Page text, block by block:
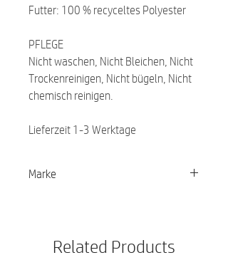
Futter: 100 % recyceltes Polyester
PFLEGE
Nicht waschen, Nicht Bleichen, Nicht
Trockenreinigen, Nicht bügeln, Nicht
chemisch reinigen.
Lieferzeit 1-3 Werktage
Marke
Related Products